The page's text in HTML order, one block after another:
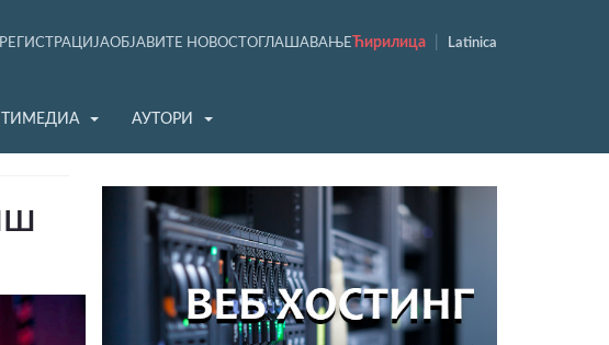
РЕГИСТРАЦИЈАОБЈАВИТЕ НОВОСТ ОГЛАШАВАЊЕ Ћирилица Latinica
АУТОРИ